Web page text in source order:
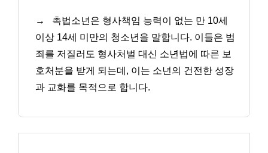
→
촉법소년은 형사책임 능력이 없는 만 10세
이상 14세 미만의 청소년을 말합니다. 이들은 범
죄를 저질러도 형사처벌 대신 소년법에 따른 보
호처분을 받게 되는데, 이는 소년의 건전한 성장
과 교화를 목적으로 합니다.